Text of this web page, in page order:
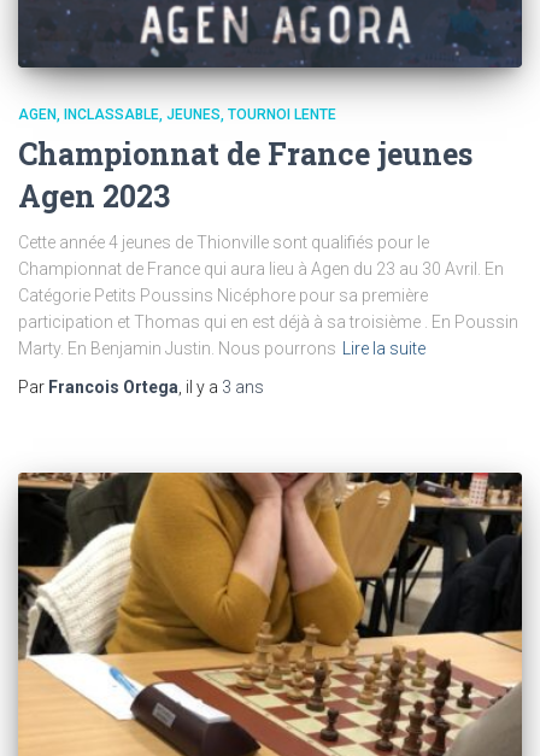
AGEN INCLASSABLE JEUNES TOURNOI LENTE
Championnat de France jeunes
Agen 2023
Cette année 4 jeunes de Thionville sont qualifiés pour le
Championnat de France qui aura lieu à Agen du 23 au 30 Avril. En
Catégorie Petits Poussins Nicéphore pour sa première
participation et Thomas qui en est déjà à sa troisième . En Poussin
Marty. En Benjamin Justin. Nous pourrons Lire la suite
Par Francois Ortega, il y a 3 ans